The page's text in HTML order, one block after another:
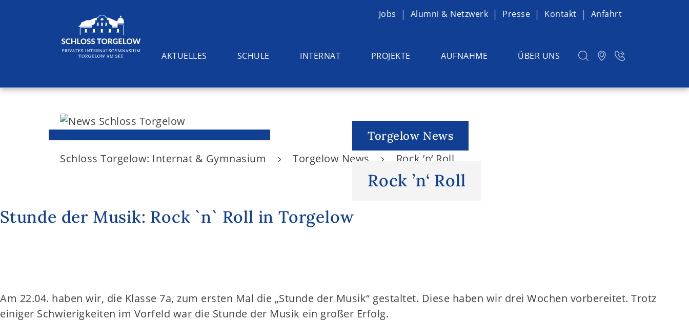
S
n
Jobs Alumni & Netzwerk Presse Kontakt Anfahrt
AKTUELLES SCHULE INTERNAT PROJEKTE AUFNAHME ÜBER UNS
Suchen Torgelow News
Rock ’n‘ Roll
Schloss Torgelow: Internat & Gymnasium Torgelow News Rock ’n‘ Roll
Stunde der Musik: Rock `n` Roll in Torgelow
Am 22.04. haben wir, die Klasse 7a, zum ersten Mal die „Stunde der Musik“ gestaltet. Diese haben wir drei Wochen vorbereitet. Trotz
einiger Schwierigkeiten im Vorfeld war die Stunde der Musik ein großer Erfolg.